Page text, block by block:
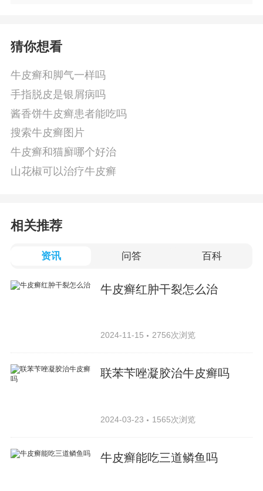
猜你想看
牛皮癣和脚气一样吗
手指脱皮是银屑病吗
酱香饼牛皮癣患者能吃吗
搜索牛皮癣图片
牛皮癣和猫廯哪个好治
山花椒可以治疗牛皮癣
相关推荐
资讯 问答 百科
牛皮癣红肿干裂怎么治
2024-11-15 2756次浏览
联苯苄唑凝胶治牛皮癣吗
2024-03-23 1565次浏览
牛皮癣能吃三道鳞鱼吗